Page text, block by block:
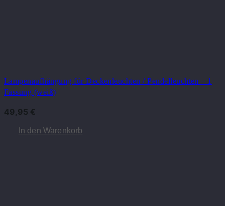
Lampenaufhängung für Deckenleuchten / Pendelleuchten – 1
Fassung (weiß)
49,95 €
In den Warenkorb